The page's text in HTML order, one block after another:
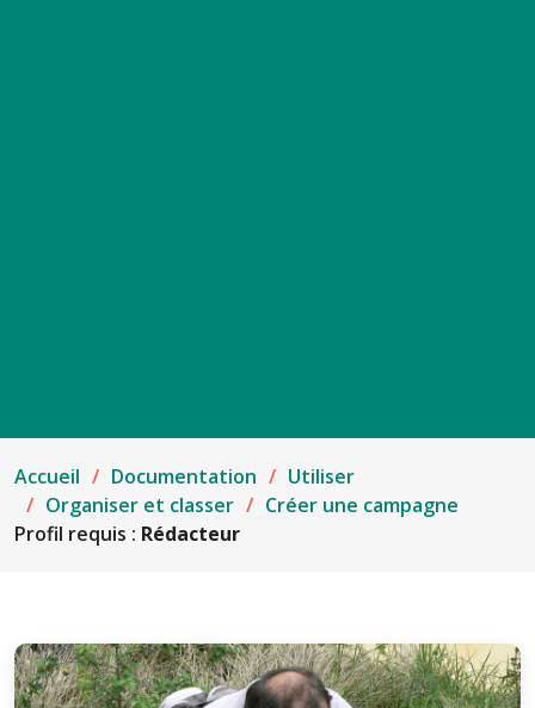
Accueil Documentation
Utiliser
Organiser et classer
Créer une campagne
Profil requis : Rédacteur